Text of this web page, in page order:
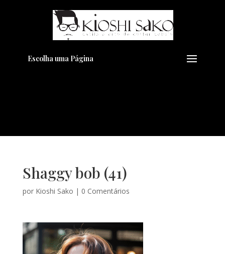
Escolha uma Página
Shaggy bob (41)
por Kioshi Sako | 0 Comentários
Pensando em transformar seu
Visual??